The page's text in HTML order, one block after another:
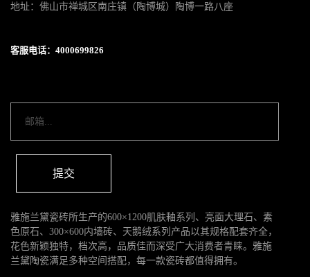
地址：佛山市禅城区南庄镇（陶博城）陶博一路八座
客服电话：4000699826
提交
雅施兰黛瓷砖所生产的600×1200肌肤釉系列、亮面大理石、素
色原石、300×600内墙砖、天鹅绒系列产品以其规格配套齐全，
花色新颖独特，档次高，品质佳而深受广大消费者青睐。雅施
兰黛陶瓷满足多种空间搭配，每一款瓷砖都值得拥有。